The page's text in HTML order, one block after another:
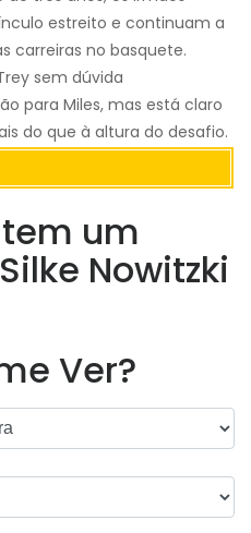
estreito e continuam a
carreiras no basquete.
sem dúvida
para Miles, mas está claro
do que à altura do desafio.
um
Nowitzki
Ver?